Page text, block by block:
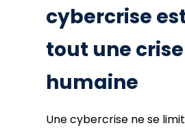
cybercrise
tout une crise
humaine
Une cybercrise ne se